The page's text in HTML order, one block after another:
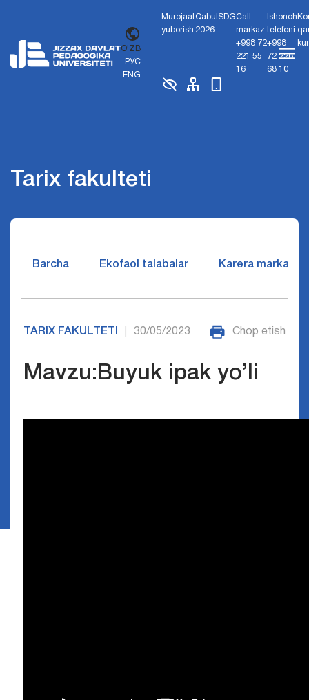
O'ZB
РУС
ENG
Murojaat
yuborish
Qabul
2026
SDGCall
markaz:
+998 72
221 55
16
Ishonch
telefoni:
+998
72 226
68 10
Tarix fakulteti
Barcha Ekofaol talabalar Karera markazi
TARIX FAKULTETI 30/05/2023 Chop etish
Mavzu:Buyuk ipak yo’li